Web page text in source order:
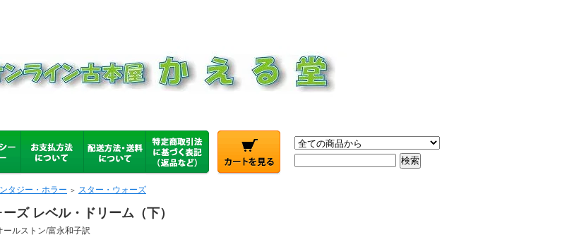
タジー・ホラー ＞ スター・ウォーズ
ズ レベル・ドリーム（下）
ルストン/富永和子訳